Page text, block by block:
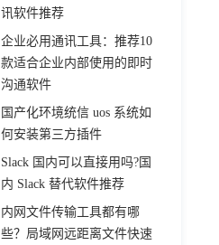
讯软件推荐
企业必用通讯工具：推荐10
款适合企业内部使用的即时
沟通软件
国产化环境统信 uos 系统如
何安装第三方插件
Slack 国内可以直接用吗?国
内 Slack 替代软件推荐
内网文件传输工具都有哪
些？局域网远距离文件快速